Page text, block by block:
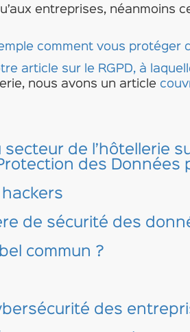
entreprises, néanmoins
comment vous protéger
article sur le RGPD, à
nous avons un article
de l’hôtellerie
des Données
hackers
de sécurité des
commun ?
des